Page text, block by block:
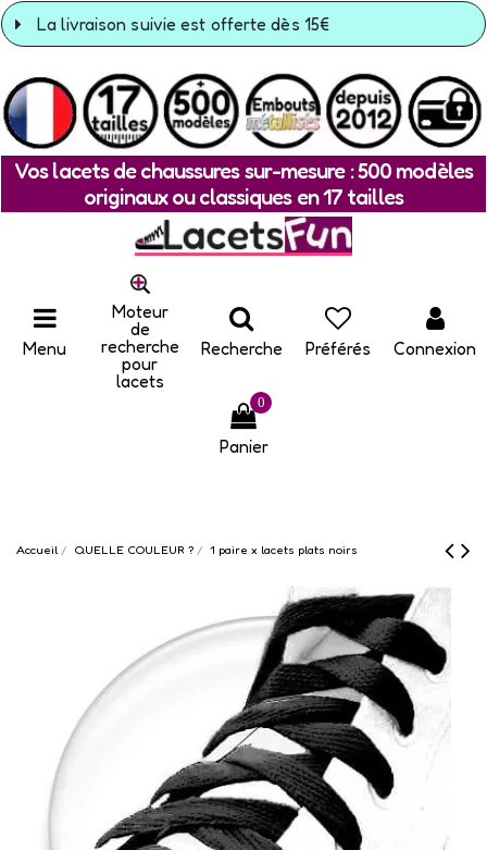
La livraison suivie est offerte dès 15€
Vos lacets de chaussures sur-mesure : 500 modèles
originaux ou classiques en 17 tailles
Menu
Moteur
de
recherche
pour
lacets
Recherche Préférés Connexion
0
Panier
Accueil QUELLE COULEUR ? 1 paire x lacets plats noirs